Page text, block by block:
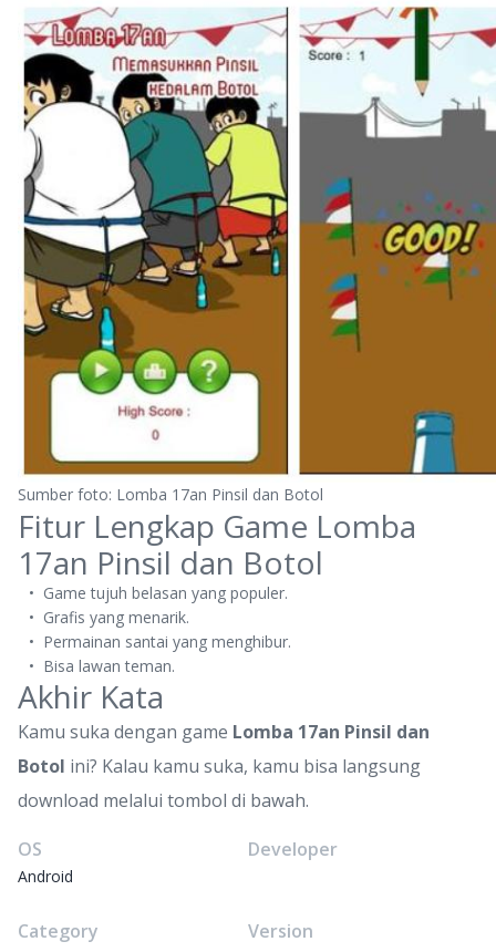
Sumber foto: Lomba 17an Pinsil dan Botol
Fitur Lengkap Game Lomba
17an Pinsil dan Botol
Game tujuh belasan yang populer.
Grafis yang menarik.
Permainan santai yang menghibur.
Bisa lawan teman.
Akhir Kata
Kamu suka dengan game Lomba 17an Pinsil dan
Botol ini? Kalau kamu suka, kamu bisa langsung
download melalui tombol di bawah.
OS
Android
Developer
Category Version